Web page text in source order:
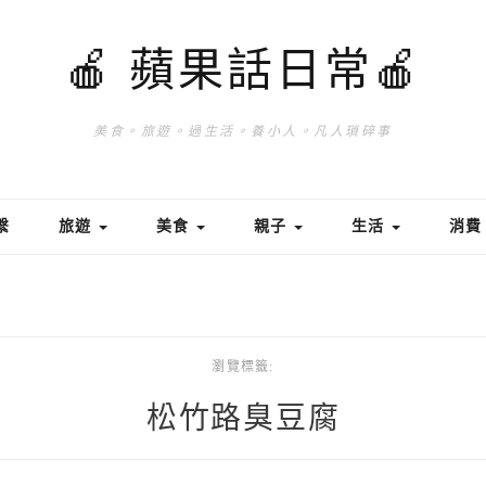
🍎 蘋果話日常🍎
美食。旅遊。過生活。養小人。凡人瑣碎事
旅遊 美食 親子 生活 消費
瀏覽標籤:
松竹路臭豆腐